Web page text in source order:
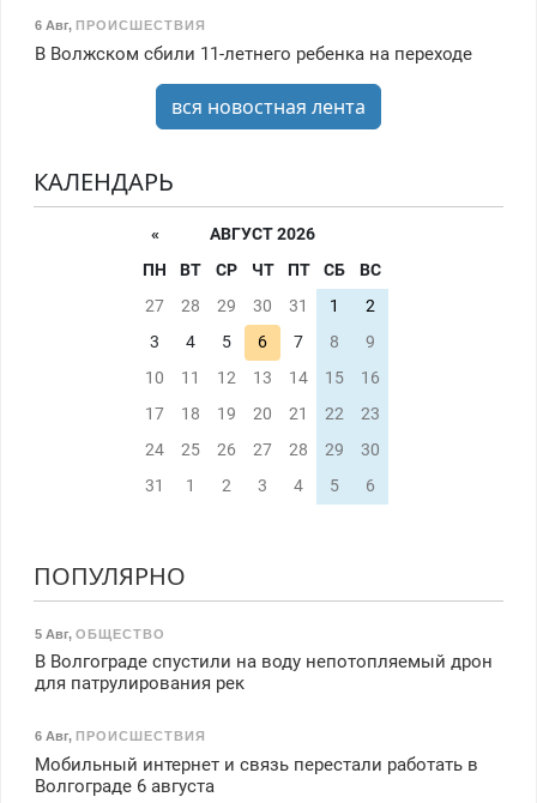
6 Авг, ПРОИСШЕСТВИЯ
В Волжском сбили 11-летнего ребенка на переходе
вся новостная лента
КАЛЕНДАРЬ
«
АВГУСТ 2026
ПН
ВТ СР ЧТ ПТ СБ
ВС
27
28 29 30 31 1
2
3
4 5 6 7 8
9
10
11 12 13 14 15
16
17
18 19 20 21 22
23
24
25 26 27 28 29
30
31
1 2 3 4 5 6
ПОПУЛЯРНО
5 Авг, ОБЩЕСТВО
В Волгограде спустили на воду непотопляемый дрон
для патрулирования рек
6 Авг, ПРОИСШЕСТВИЯ
Мобильный интернет и связь перестали работать в
Волгограде 6 августа